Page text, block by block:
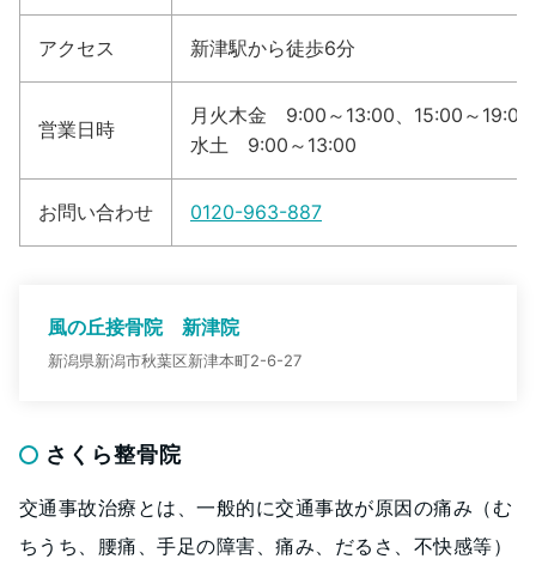
アクセス 新津駅から徒歩6分
営業日時
月火木金 9:00～13:00、15:00～19:00
水土 9:00～13:00
お問い合わせ 0120-963-887
風の丘接骨院 新津院
新潟県新潟市秋葉区新津本町2-6-27
さくら整骨院
交通事故治療とは、一般的に交通事故が原因の痛み（む
ちうち、腰痛、手足の障害、痛み、だるさ、不快感等）